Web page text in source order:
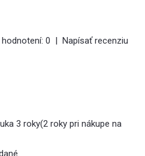
0 | Napísať recenziu
3 roky(2 roky pri nákupe na